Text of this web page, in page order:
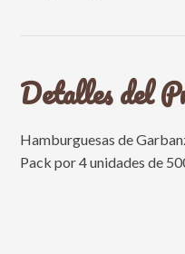
Detalles del
Hamburguesas de
Pack por 4 unidades de